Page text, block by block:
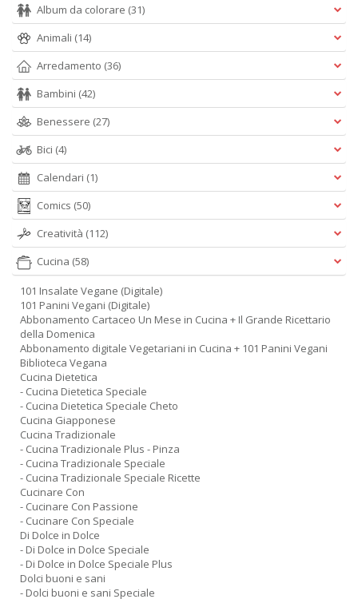
Album da colorare (31)
Animali (14)
Arredamento (36)
Bambini (42)
Benessere (27)
Bici (4)
Calendari (1)
Comics (50)
Creatività (112)
Cucina (58)
101 Insalate Vegane (Digitale)
101 Panini Vegani (Digitale)
Abbonamento Cartaceo Un Mese in Cucina + Il Grande Ricettario
della Domenica
Abbonamento digitale Vegetariani in Cucina + 101 Panini Vegani
Biblioteca Vegana
Cucina Dietetica
- Cucina Dietetica Speciale
- Cucina Dietetica Speciale Cheto
Cucina Giapponese
Cucina Tradizionale
- Cucina Tradizionale Plus - Pinza
- Cucina Tradizionale Speciale
- Cucina Tradizionale Speciale Ricette
Cucinare Con
- Cucinare Con Passione
- Cucinare Con Speciale
Di Dolce in Dolce
- Di Dolce in Dolce Speciale
- Di Dolce in Dolce Speciale Plus
Dolci buoni e sani
- Dolci buoni e sani Speciale